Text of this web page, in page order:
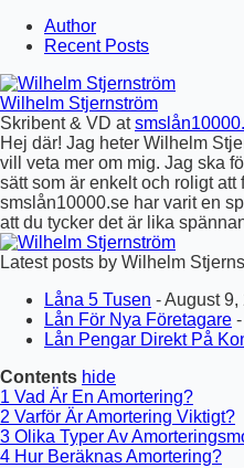
Author
Recent Posts
Wilhelm Stjernström
Skribent & VD at
Hej där! Jag heter Wilhelm
vill veta mer om mig. Jag ska
sätt som är enkelt och roligt att
smslån10000.se har varit en
att du tycker det är lika
Latest posts by Wilhelm
Låna 5 Tusen - August 9,
Lån För Nya Företagare
Lån Pengar Direkt På
Contents hide
1 Vad Är En Amortering?
2 Varför Är Amortering Viktigt?
3 Olika Typer Av
4 Hur Beräknas Amortering?